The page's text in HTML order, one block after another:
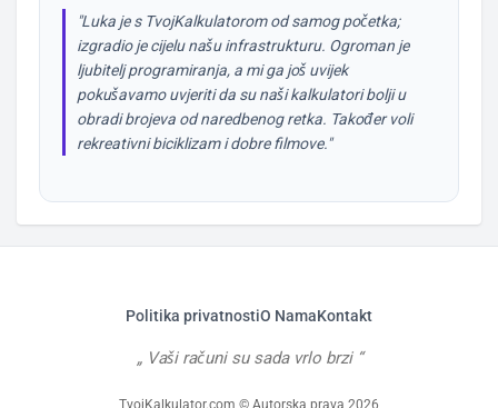
"Luka je s TvojKalkulatorom od samog početka;
izgradio je cijelu našu infrastrukturu. Ogroman je
ljubitelj programiranja, a mi ga još uvijek
pokušavamo uvjeriti da su naši kalkulatori bolji u
obradi brojeva od naredbenog retka. Također voli
rekreativni biciklizam i dobre filmove."
Politika privatnostiO NamaKontakt
Vaši računi su sada vrlo brzi
TvojKalkulator.com © Autorska prava 2026